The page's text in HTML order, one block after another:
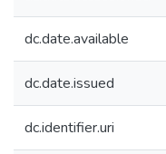
dc.date.available
dc.date.issued
dc.identifier.uri